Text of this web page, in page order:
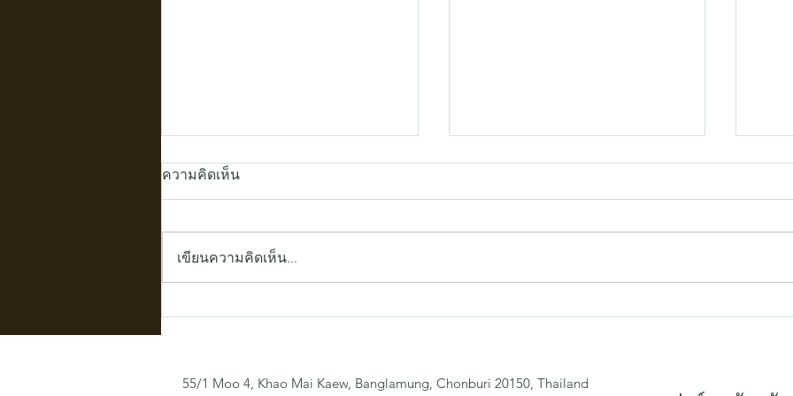
เปิดมิติใหม่ให้แบรนด์เมล่อน
เปลี่ยนมุมจัดเก็บให้ดูดี ด้วย
ทำไ
ความคิดเห็น
เขียนความคิดเห็น…
55/1 Moo 4, Khao Mai Kaew, Banglamung, Chonburi 20150, Thailand